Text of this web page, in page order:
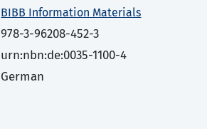
BIBB Information Materials
978-3-96208-452-3
urn:nbn:de:0035-1100-4
German